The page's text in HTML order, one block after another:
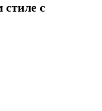
стиле с